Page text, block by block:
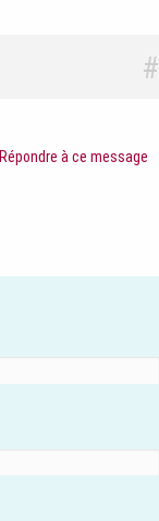
#
Répondre à ce message